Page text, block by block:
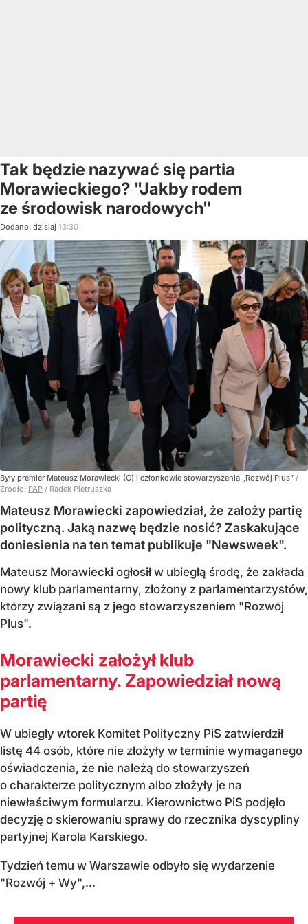
Tak będzie nazywać się partia
Morawieckiego? "Jakby rodem
ze środowisk narodowych"
Dodano: dzisiaj 13:30
Były premier Mateusz Morawiecki (C) i członkowie stowarzyszenia „Rozwój Plus” /
Źródło: PAP / Radek Pietruszka
Mateusz Morawiecki zapowiedział, że założy partię
polityczną. Jaką nazwę będzie nosić? Zaskakujące
doniesienia na ten temat publikuje "Newsweek".
Mateusz Morawiecki ogłosił w ubiegłą środę, że zakłada
nowy klub parlamentarny, złożony z parlamentarzystów,
którzy związani są z jego stowarzyszeniem "Rozwój
Plus".
Morawiecki założył klub
parlamentarny. Zapowiedział nową
partię
W ubiegły wtorek Komitet Polityczny PiS zatwierdził
listę 44 osób, które nie złożyły w terminie wymaganego
oświadczenia, że nie należą do stowarzyszeń
o charakterze politycznym albo złożyły je na
niewłaściwym formularzu. Kierownictwo PiS podjęło
decyzję o skierowaniu sprawy do rzecznika dyscypliny
partyjnej Karola Karskiego.
Tydzień temu w Warszawie odbyło się wydarzenie
"Rozwój + Wy",...